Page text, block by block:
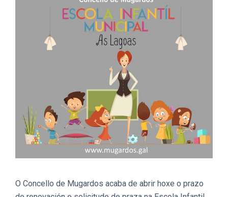
O Concello de Mugardos acaba de abrir hoxe o prazo